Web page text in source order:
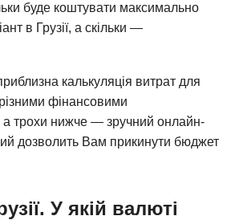
буде коштувати максимально
в Грузії, а скільки —
приблизна калькуляція витрат для
фінансовими
трохи нижче — зручний онлайн-
дозволить Вам прикинути бюджет
У якій валюті